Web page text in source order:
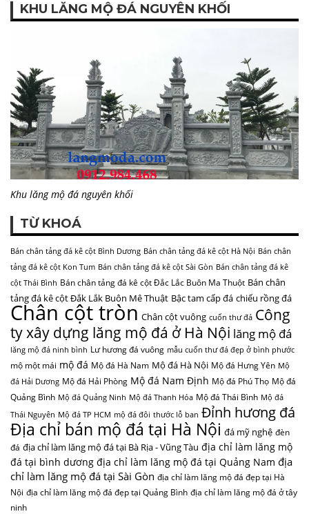
KHU LĂNG MỘ ĐÁ NGUYÊN KHỐI
Khu lăng mộ đá nguyên khối
TỪ KHOÁ
Bán chân tảng đá kê cột Bình Dương Bán chân tảng đá kê cột Hà Nội Bán chân
tảng đá kê cột Kon Tum Bán chân tảng đá kê cột Sài Gòn Bán chân tảng đá kê
cột Thái Bình Bán chân tảng đá kê cột Đắc Lắc Buôn Ma Thuột Bán chân
tảng đá kê cột Đắk Lắk Buôn Mê Thuật Bậc tam cấp đá chiếu rồng đá
Chân cột tròn Chân cột vuông cuốn thư đá Công
ty xây dựng lăng mộ đá ở Hà Nội lăng mộ đá
lăng mộ đá ninh bình Lư hương đá vuông mẫu cuốn thư đá đẹp ở bình phước
mộ một mái mộ đá Mộ đá Hà Nam Mộ đá Hà Nội Mộ đá Hưng Yên Mộ
đá Hải Dương Mộ đá Hải Phòng Mộ đá Nam Định Mộ đá Phú Thọ Mộ đá
Quảng Bình Mộ đá Quảng Ninh Mộ đá Thanh Hóa Mộ đá Thái Bình Mộ đá
Thái Nguyên Mộ đá TP HCM mộ đá đôi thước lỗ ban Đỉnh hương đá
Địa chỉ bán mộ đá tại Hà Nội đá mỹ nghệ đèn
đá địa chỉ làm lăng mộ đá tại Bà Rịa - Vũng Tàu địa chỉ làm lăng mộ
đá tại bình dương địa chỉ làm lăng mộ đá tại Quảng Nam địa
chỉ làm lăng mộ đá tại Sài Gòn địa chỉ làm lăng mộ đá đẹp tại Hà
Nội địa chỉ làm lăng mộ đá đẹp tại Quảng Bình địa chỉ làm lăng mộ đá ở tây
ninh